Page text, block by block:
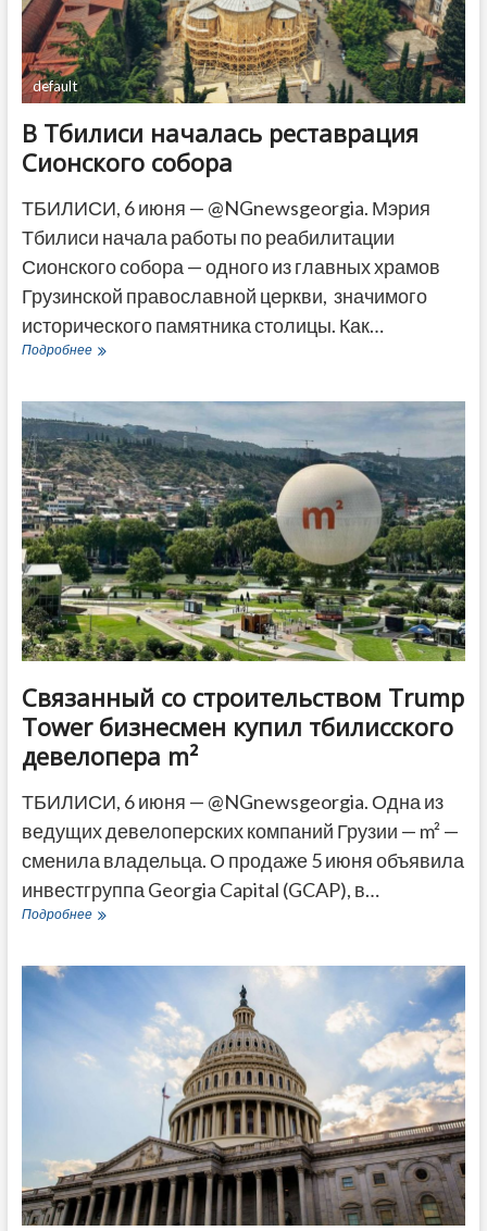
default
В Тбилиси началась реставрация
Сионского собора
ТБИЛИСИ, 6 июня — @NGnewsgeorgia. Мэрия
Тбилиси начала работы по реабилитации
Сионского собора — одного из главных храмов
Грузинской православной церкви, значимого
исторического памятника столицы. Как…
ПодробнееВ
реставрация
Сионского
собора
Связанный со строительством Trump
Tower бизнесмен купил тбилисского
девелопера m²
ТБИЛИСИ, 6 июня — @NGnewsgeorgia. Одна из
ведущих девелоперских компаний Грузии — m² —
сменила владельца. О продаже 5 июня объявила
инвестгруппа Georgia Capital (GCAP), в…
ПодробнееСвязанный
бизнесмен
тбилисского
девелопера